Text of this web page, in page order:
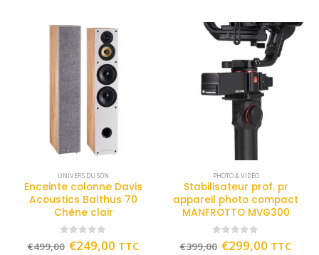
UNIVERS DU SON
Enceinte colonne Davis
Acoustics Balthus 70
Chêne clair
out of 5
€499,00 €249,00 TTC
PHOTO & VIDÉO
Stabilisateur prof. pr
appareil photo compact
MANFROTTO MVG300
out of 5
€399,00 €299,00 TTC